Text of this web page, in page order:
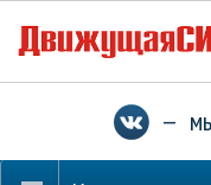
— мы